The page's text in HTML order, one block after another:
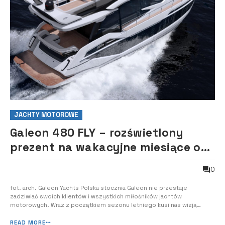
JACHTY MOTOROWE
Galeon 480 FLY – rozświetlony
prezent na wakacyjne miesiące od
0
fot. arch. Galeon Yachts Polska stocznia Galeon nie przestaje
zadziwiać swoich klientów i wszystkich miłośników jachtów
motorowych. Wraz z początkiem sezonu letniego kusi nas wizją
zapowiedziała. Konstruktorzy z Galeona stworzyli 14-metrowy jacht,
READ MORE